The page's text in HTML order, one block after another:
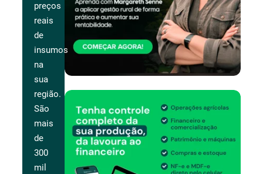
preços
reais
de
insumos
na
sua
região.
São
mais
de
300
mil